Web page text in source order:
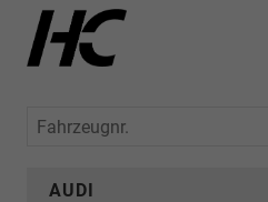
Fahrzeugnr.
AUDI